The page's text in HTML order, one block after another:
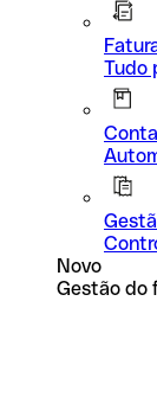
Tudo
Novo
Gestão do